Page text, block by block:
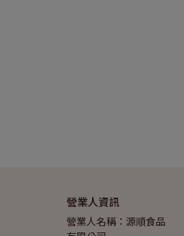
營業人資訊
營業人名稱：源順食品